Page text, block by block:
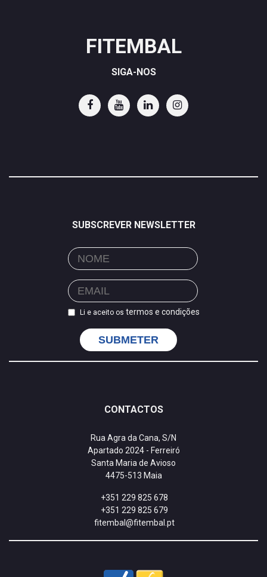
FITEMBAL
SIGA-NOS
SUBSCREVER NEWSLETTER
Li e aceito os termos e condições
SUBMETER
CONTACTOS
Rua Agra da Cana, S/N
Apartado 2024 - Ferreiró
Santa Maria de Avioso
4475-513 Maia
+351 229 825 678
+351 229 825 679
fitembal@fitembal.pt